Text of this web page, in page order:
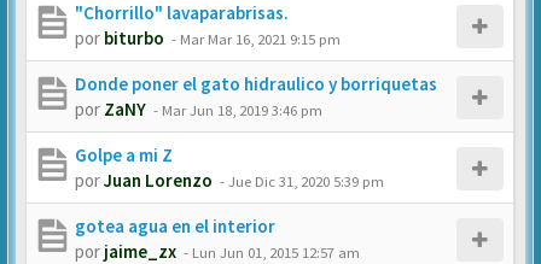
"Chorrillo" lavaparabrisas.
por biturbo - Mar Mar 16, 2021 9:15 pm
Donde poner el gato hidraulico y borriquetas
por ZaNY - Mar Jun 18, 2019 3:46 pm
Golpe a mi Z
porJuan Lorenzo -Jue Dic 31, 2020 5:39 pm
gotea agua en el interior
por jaime_zx - Lun Jun 01, 2015 12:57 am